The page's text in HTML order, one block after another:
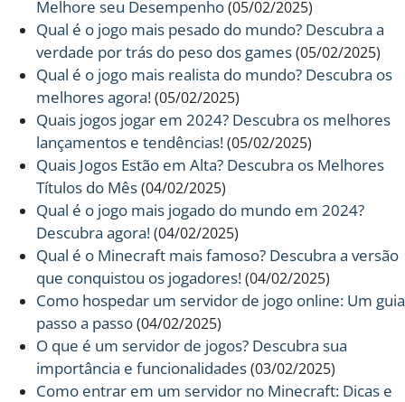
Melhore seu Desempenho(05/02/2025)
Qual é o jogo mais pesado do mundo? Descubra a
verdade por trás do peso dos games(05/02/2025)
Qual é o jogo mais realista do mundo? Descubra os
melhores agora!(05/02/2025)
Quais jogos jogar em 2024? Descubra os melhores
lançamentos e tendências!(05/02/2025)
Quais Jogos Estão em Alta? Descubra os Melhores
Títulos do Mês(04/02/2025)
Qual é o jogo mais jogado do mundo em 2024?
Descubra agora!(04/02/2025)
Qual é o Minecraft mais famoso? Descubra a versão
que conquistou os jogadores!(04/02/2025)
Como hospedar um servidor de jogo online: Um guia
passo a passo(04/02/2025)
O que é um servidor de jogos? Descubra sua
importância e funcionalidades(03/02/2025)
Como entrar em um servidor no Minecraft: Dicas e